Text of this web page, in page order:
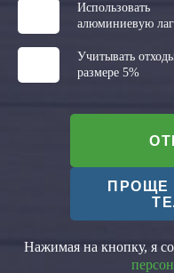
Использовать
алюминиевую
Учитывать
размере 5%
ПРОЩЕ
Нажимая на кнопку, я